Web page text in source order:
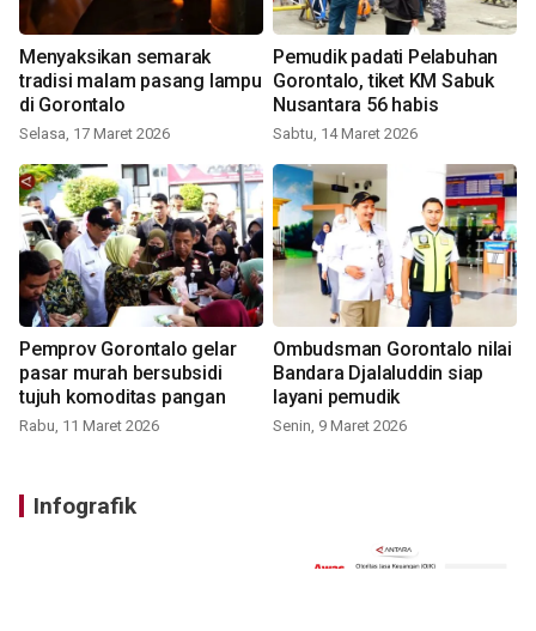
Menyaksikan semarak
tradisi malam pasang lampu
di Gorontalo
Selasa, 17 Maret 2026
Pemudik padati Pelabuhan
Gorontalo, tiket KM Sabuk
Nusantara 56 habis
Sabtu, 14 Maret 2026
Pemprov Gorontalo gelar
pasar murah bersubsidi
tujuh komoditas pangan
Rabu, 11 Maret 2026
Ombudsman Gorontalo nilai
Bandara Djalaluddin siap
layani pemudik
Senin, 9 Maret 2026
Infografik